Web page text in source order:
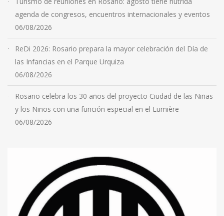
agenda de congresos, encuentros internacionales y eventos
06/08/2026
ReDi 2026: Rosario prepara la mayor celebración del Día de
las Infancias en el Parque Urquiza
06/08/2026
Rosario celebra los 30 años del proyecto Ciudad de las Niñas
y los Niños con una función especial en el Lumière
06/08/2026